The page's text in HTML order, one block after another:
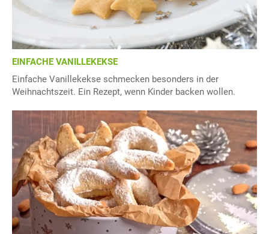
EINFACHE VANILLEKEKSE
Einfache Vanillekekse schmecken besonders in der
Weihnachtszeit. Ein Rezept, wenn Kinder backen wollen.